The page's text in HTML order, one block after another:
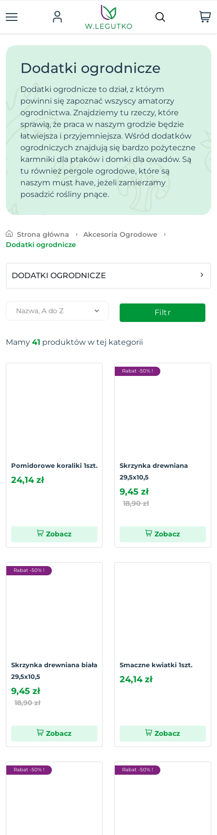
Dodatki ogrodnicze
Dodatki ogrodnicze to dział, z którym
powinni się zapoznać wszyscy amatorzy
ogrodnictwa. Znajdziemy tu rzeczy, które
sprawią, że praca w naszym grodzie będzie
łatwiejsza i przyjemniejsza. Wśród dodatków
ogrodniczych znajdują się bardzo pożyteczne
karmniki dla ptaków i domki dla owadów. Są
tu również pergole ogrodowe, które są
naszym must have, jeżeli zamierzamy
posadzić rośliny pnące.
Strona główna
Akcesoria Ogrodowe
Dodatki ogrodnicze
DODATKI OGRODNICZE
Filtr
Mamy 41 produktów w tej kategorii
Pomidorowe koraliki 1szt.
24,14 zł
Zobacz
Rabat -50% !
Skrzynka drewniana
29,5x10,5
9,45 zł
18,90 zł
Zobacz
Rabat -50% !
Skrzynka drewniana biała
29,5x10,5
9,45 zł
18,90 zł
Zobacz
Smaczne kwiatki 1szt.
24,14 zł
Zobacz
Rabat -50% ! Rabat -50% !